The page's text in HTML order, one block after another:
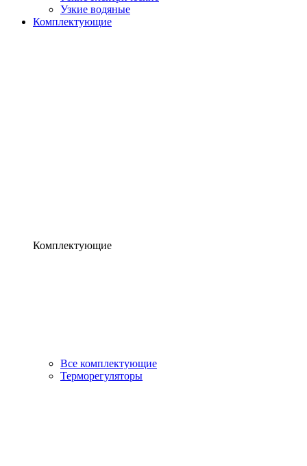
Узкие водяные
Комплектующие
Комплектующие
Все комплектующие
Терморегуляторы